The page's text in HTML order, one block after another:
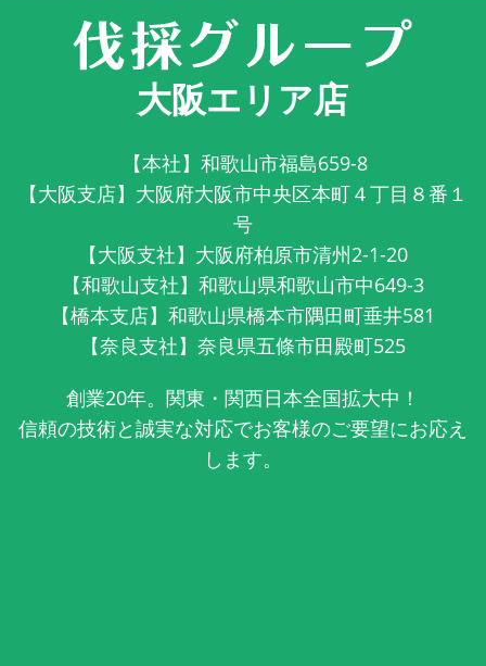
大阪エリア店
【本社】和歌山市福島659-8
【大阪支店】大阪府大阪市中央区本町４丁目８番１
号
【大阪支社】大阪府柏原市清州2-1-20
【和歌山支社】和歌山県和歌山市中649-3
【橋本支店】和歌山県橋本市隅田町垂井581
【奈良支社】奈良県五條市田殿町525
創業20年。関東・関西日本全国拡大中！
信頼の技術と誠実な対応でお客様のご要望にお応え
します。